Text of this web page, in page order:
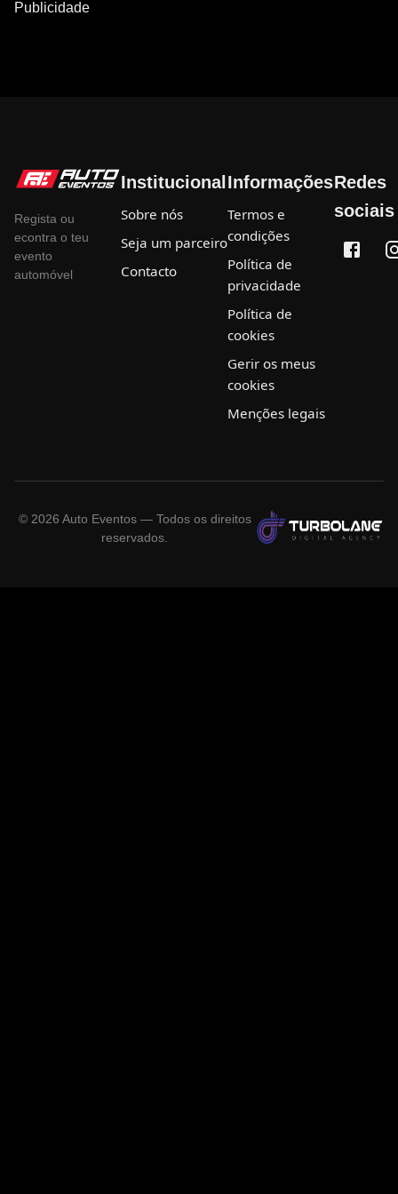
Publicidade
Regista ou
econtra o teu
evento
automóvel
Institucional
Sobre nós
Seja um parceiro
Contacto
Informações
Termos e
condições
Política de
privacidade
Política de
cookies
Gerir os meus
cookies
Menções legais
Redes
sociais
© 2026 Auto Eventos — Todos os direitos
reservados.